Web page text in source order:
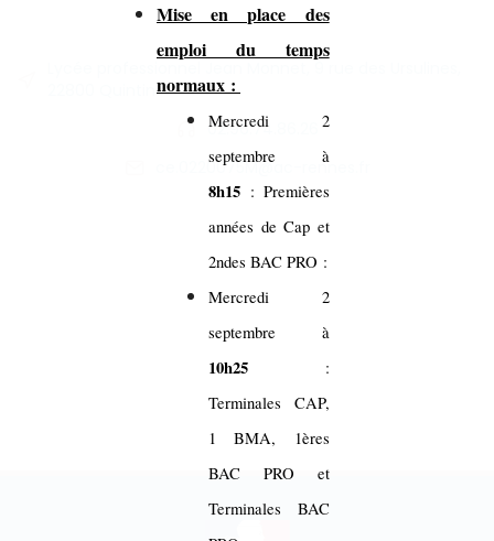
Mise en place des
emploi du temps
normaux :
Mercredi 2
septembre à
8h15 : Premières
années de Cap et
2ndes BAC PRO :
Mercredi 2
septembre à
10h25 :
Terminales CAP,
1 BMA, 1ères
BAC PRO et
Terminales BAC
02.96.74.86.26
ce.0220075M@ac-rennes.fr